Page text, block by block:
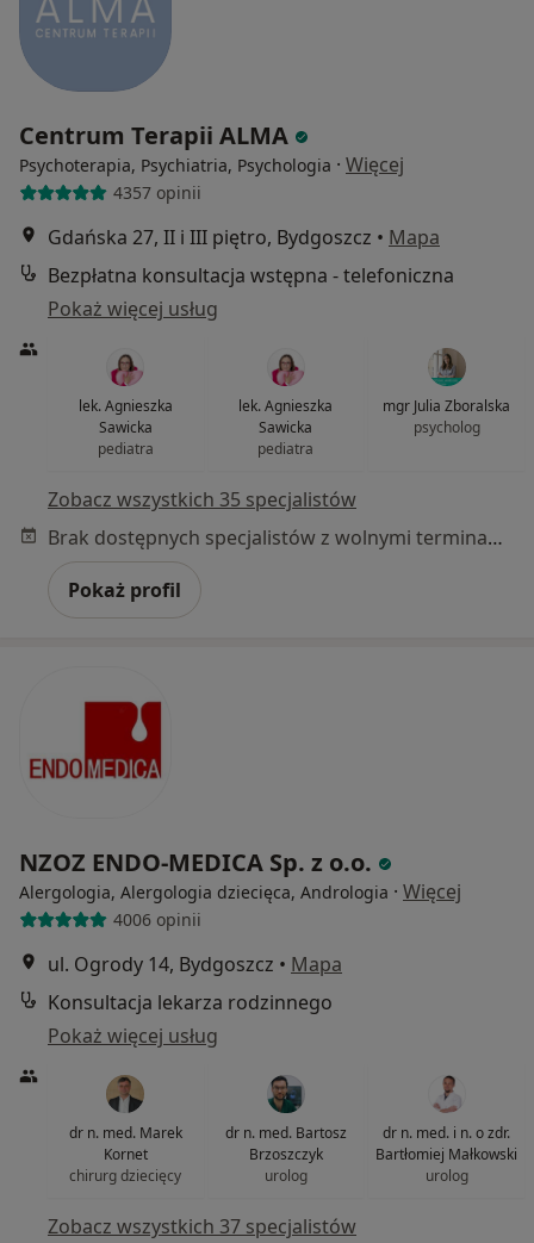
Centrum Terapii ALMA
Psychoterapia, Psychiatria, Psychologia · Więcej
4357 opinii
Gdańska 27, II i III piętro, Bydgoszcz • Mapa
Bezpłatna konsultacja wstępna - telefoniczna
Pokaż więcej usług
lek. Agnieszka
Sawicka
pediatra
lek. Agnieszka
Sawicka
pediatra
mgr Julia Zboralska
psycholog
Zobacz wszystkich 35 specjalistów
Brak dostępnych specjalistów z wolnymi terminami w tym centrum medycznym.
Pokaż profil
NZOZ ENDO-MEDICA Sp. z o.o.
Alergologia, Alergologia dziecięca, Andrologia · Więcej
4006 opinii
ul. Ogrody 14, Bydgoszcz • Mapa
Konsultacja lekarza rodzinnego
Pokaż więcej usług
dr n. med. Marek
Kornet
chirurg dziecięcy
dr n. med. Bartosz
Brzoszczyk
urolog
dr n. med. i n. o zdr.
Bartłomiej Małkowski
urolog
Zobacz wszystkich 37 specjalistów